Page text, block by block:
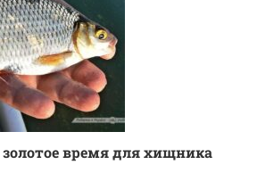
время для хищника